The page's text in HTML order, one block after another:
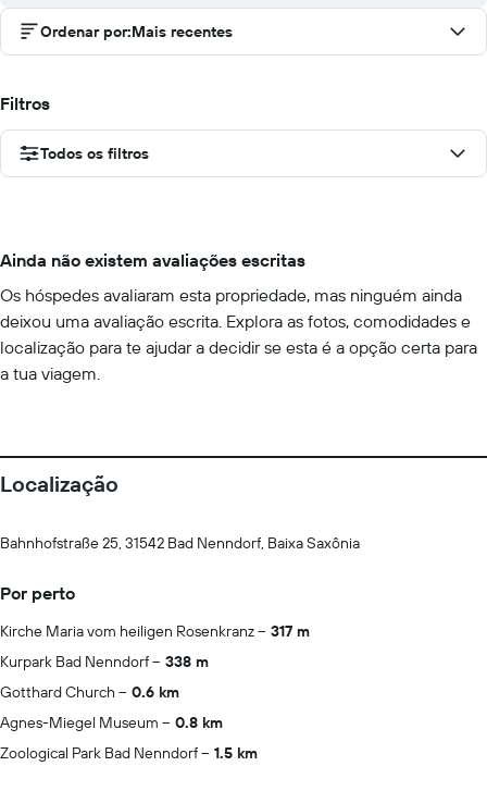
Ordenar por:Mais recentes
Filtros
Todos os filtros
Ainda não existem avaliações escritas
Os hóspedes avaliaram esta propriedade, mas ninguém ainda
deixou uma avaliação escrita. Explora as fotos, comodidades e
localização para te ajudar a decidir se esta é a opção certa para
a tua viagem.
Localização
Bahnhofstraße 25, 31542 Bad Nenndorf, Baixa Saxônia
Por perto
Kirche Maria vom heiligen Rosenkranz
317 m
Kurpark Bad Nenndorf
338 m
Gotthard Church
0.6 km
Agnes-Miegel Museum
0.8 km
Zoological Park Bad Nenndorf
1.5 km